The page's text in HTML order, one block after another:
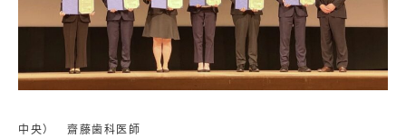
中央） 齋藤歯科医師